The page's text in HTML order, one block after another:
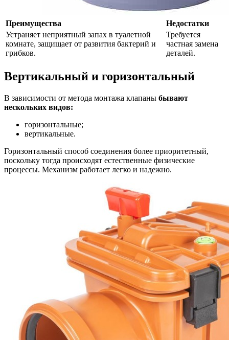
Преимущества
Недостатки
Устраняет неприятный запах в туалетной
комнате, защищает от развития бактерий и
грибков.
Требуется
частная замена
деталей.
Вертикальный и горизонтальный
В зависимости от метода монтажа клапаны бывают
нескольких видов:
горизонтальные;
вертикальные.
Горизонтальный способ соединения более приоритетный,
поскольку тогда происходят естественные физические
процессы. Механизм работает легко и надежно.